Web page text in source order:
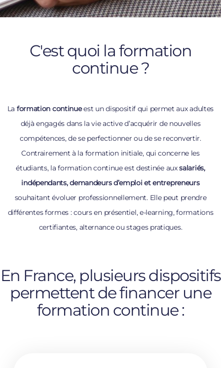
C'est quoi la formation
continue ?
La formation continueest un dispositif qui permet aux adultes
déjà engagés dans la vie active d’acquérir de nouvelles
compétences, de se perfectionner ou de se reconvertir.
Contrairement à la formation initiale, qui concerne les
étudiants, la formation continue est destinée auxsalariés,
indépendants, demandeurs d’emploi et entrepreneurs
souhaitant évoluer professionnellement. Elle peut prendre
différentes formes : cours en présentiel, e-learning, formations
certifiantes, alternance ou stages pratiques.
En France, plusieurs dispositifs
permettent de financer une
formation continue :